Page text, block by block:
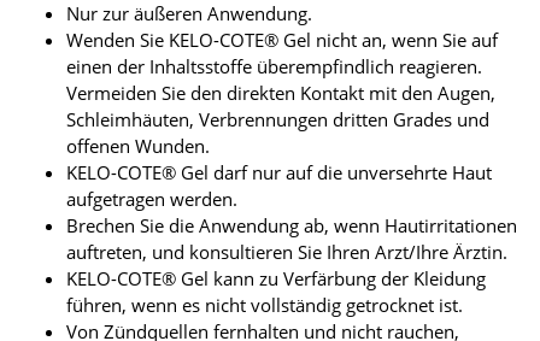
Nur zur äußeren Anwendung.
Wenden Sie KELO-COTE® Gel nicht an, wenn Sie auf
einen der Inhaltsstoffe überempfindlich reagieren.
Vermeiden Sie den direkten Kontakt mit den Augen,
Schleimhäuten, Verbrennungen dritten Grades und
offenen Wunden.
KELO-COTE® Gel darf nur auf die unversehrte Haut
aufgetragen werden.
Brechen Sie die Anwendung ab, wenn Hautirritationen
auftreten, und konsultieren Sie Ihren Arzt/Ihre Ärztin.
KELO-COTE® Gel kann zu Verfärbung der Kleidung
führen, wenn es nicht vollständig getrocknet ist.
Von Zündquellen fernhalten und nicht rauchen,